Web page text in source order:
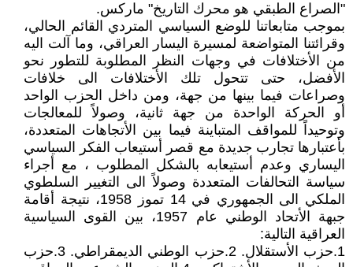
"الصراع الطبقي هو محرك التاريخ" ماركس.
بموجب متابعاتنا للوضع السياسي المتردي القائم الحالي،
وقرائتنا المتواضعة لمسيرة اليسار العراقي، وما آلت اليه
من الأختلافات في وجهات النظر المطلوبة للتطور نحو
الأفضل، حتى تتحول تلك الأختلافات الى خلافات
وصراعات فيما بينها من جهة، ومن داخل الحزب الواحد
أو الحركة الواحدة من جهة ثانية، وصولاً للمعالجات
وتوحيداً للمواقف المتباينة فيما بين الأتجاهات المتعددة،
بأعتبارها تجارب جديدة مع قصر أستيعاب الفكر السياسي
اليساري وعدم أستيعابه بالشكل المطلوب ، مع أجراء
سياسة التحالفات المتعددة وصولاً الى التغيير السلطوي
الملكي الى الجمهوري في 14 تموز 1958، نتيجة أقامة
جبهة الأتحاد الوطني عام 1957، بين القوى السياسية
العراقية التالية:
1.حزب الأستقلال. 2.حزب الوطني الديمقراطي. 3.حزب